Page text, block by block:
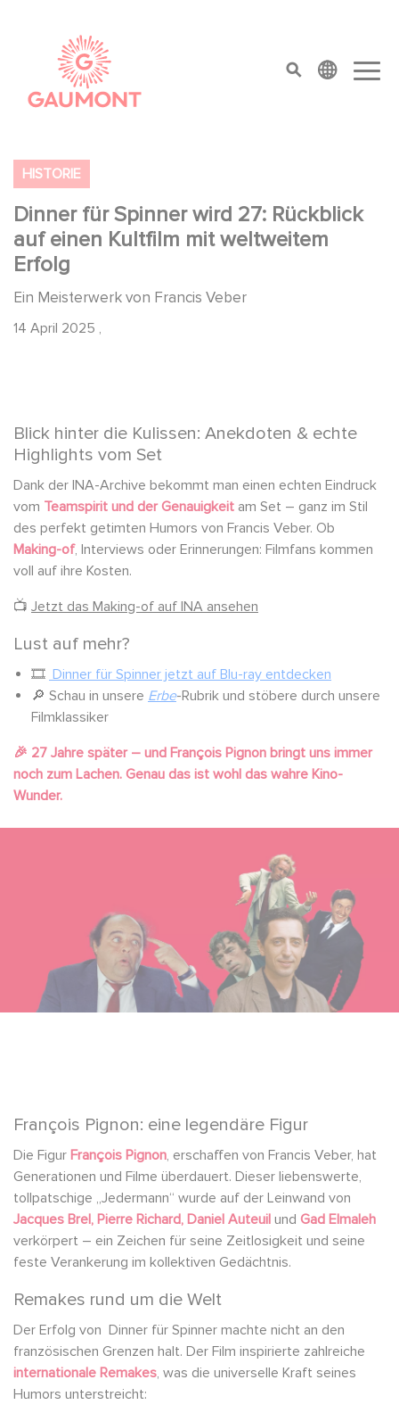
top menu
HISTORIE
Dinner für Spinner wird 27: Rückblick
auf einen Kultfilm mit weltweitem
Erfolg
Ein Meisterwerk von Francis Veber
14 April 2025 ,
Blick hinter die Kulissen: Anekdoten & echte
Highlights vom Set
Dank der INA-Archive bekommt man einen echten Eindruck
vom Teamspirit und der Genauigkeit am Set – ganz im Stil
des perfekt getimten Humors von Francis Veber. Ob
Making-of, Interviews oder Erinnerungen: Filmfans kommen
voll auf ihre Kosten.
📺 Jetzt das Making-of auf INA ansehen
Lust auf mehr?
🎞️ Dinner für Spinner jetzt auf Blu-ray entdecken
🔎 Schau in unsere Erbe-Rubrik und stöbere durch unsere
Filmklassiker
🎉 27 Jahre später – und François Pignon bringt uns immer
noch zum Lachen. Genau das ist wohl das wahre Kino-
Wunder.
François Pignon: eine legendäre Figur
Die Figur François Pignon, erschaffen von Francis Veber, hat
Generationen und Filme überdauert. Dieser liebenswerte,
tollpatschige „Jedermann“ wurde auf der Leinwand von
Jacques Brel, Pierre Richard, Daniel Auteuil und Gad Elmaleh
verkörpert – ein Zeichen für seine Zeitlosigkeit und seine
feste Verankerung im kollektiven Gedächtnis.
Remakes rund um die Welt
Der Erfolg von Dinner für Spinner machte nicht an den
französischen Grenzen halt. Der Film inspirierte zahlreiche
internationale Remakes, was die universelle Kraft seines
Humors unterstreicht: